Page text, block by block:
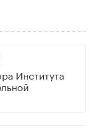
Института